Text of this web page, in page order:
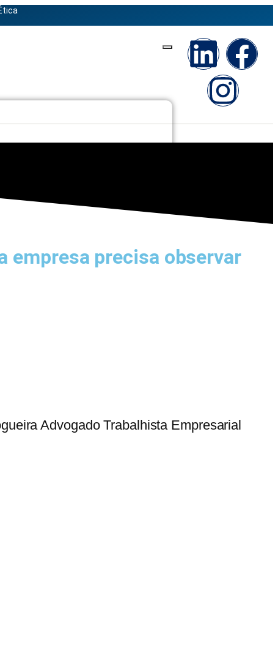
empresa precisa observar
Advogado Trabalhista Empresarial